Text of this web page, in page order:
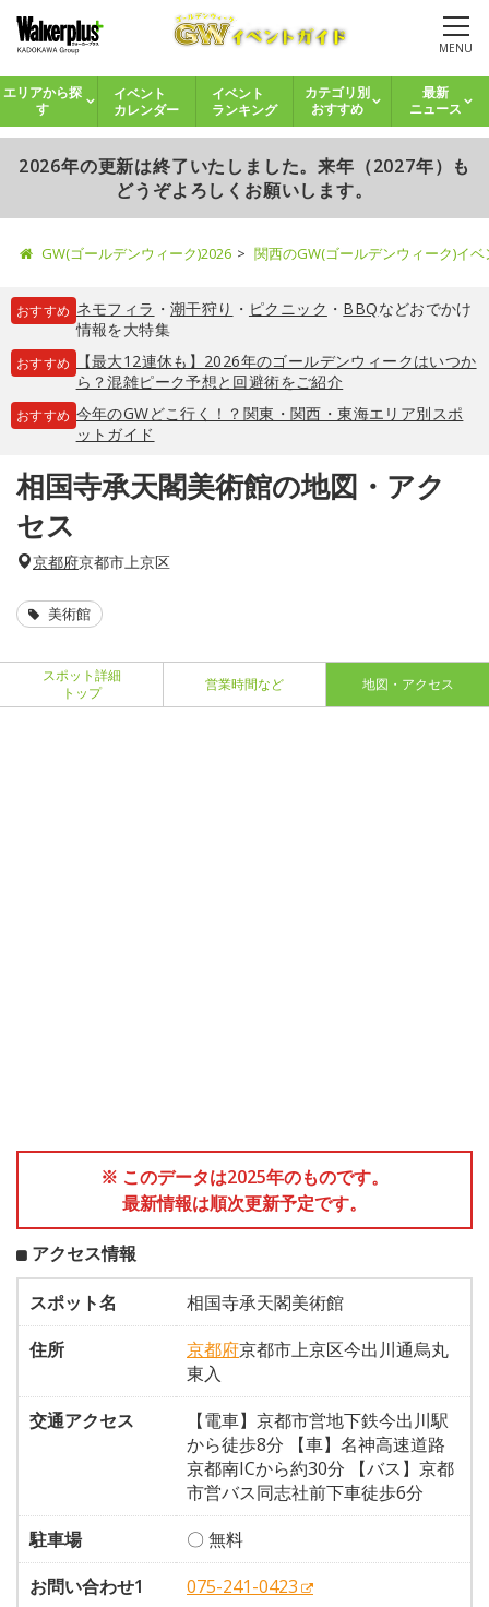
MENU
エリアから探
す
イベント
カレンダー
イベント
ランキング
カテゴリ別
おすすめ
最新
ニュース
2026年の更新は終了いたしました。来年（2027年）も
どうぞよろしくお願いします。
GW(ゴールデンウィーク)2026 関西のGW(ゴールデンウィーク)イ
おすすめ ネモフィラ ・ 潮干狩り ・ ピクニック ・ BBQなどおでかけ
情報を大特集
おすすめ
【最大12連休も】2026年のゴールデンウィークはいつか
ら？混雑ピーク予想と回避術をご紹介
おすすめ 今年のGWどこ行く！？関東・関西・東海エリア別スポ
ットガイド
相国寺承天閣美術館の地図・アク
セス
京都府京都市上京区
美術館
スポット詳細
トップ
営業時間など 地図・アクセス
※ このデータは2025年のものです。
最新情報は順次更新予定です。
アクセス情報
スポット名
相国寺承天閣美術館
住所
京都府京都市上京区今出川通烏丸
東入
交通アクセス
【電車】京都市営地下鉄今出川駅
から徒歩8分 【車】名神高速道路
京都南ICから約30分 【バス】京都
市営バス同志社前下車徒歩6分
駐車場
〇 無料
お問い合わせ1
075-241-0423